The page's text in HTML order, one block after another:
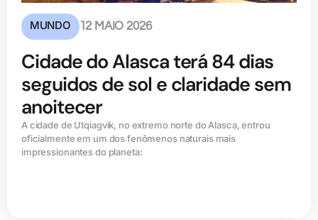
MUNDO 12 MAIO 2026
Cidade do Alasca terá 84 dias
seguidos de sol e claridade sem
anoitecer
A cidade de Utqiagvik, no extremo norte do Alasca, entrou
oficialmente em um dos fenômenos naturais mais
impressionantes do planeta: